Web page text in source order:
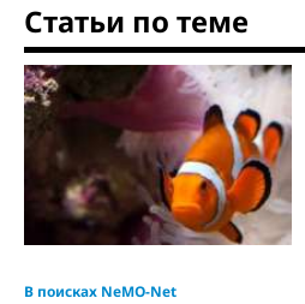
Статьи по теме
В поисках NeMO-Net